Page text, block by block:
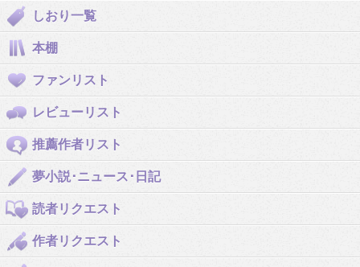
しおり一覧
本棚
ファンリスト
レビューリスト
推薦作者リスト
夢小説･ニュース･日記
読者リクエスト
作者リクエスト